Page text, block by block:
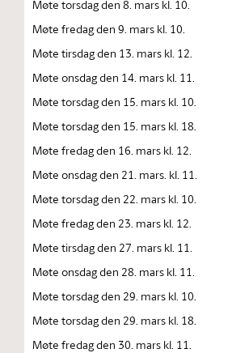
Møte torsdag den 8. mars kl. 10.
Møte fredag den 9. mars kl. 10.
Møte tirsdag den 13. mars kl. 12.
Møte onsdag den 14. mars kl. 11.
Møte torsdag den 15. mars kl. 10.
Møte torsdag den 15. mars kl. 18.
Møte fredag den 16. mars kl. 12.
Møte onsdag den 21. mars. kl. 11.
Møte torsdag den 22. mars kl. 10.
Møte fredag den 23. mars kl. 12.
Møte tirsdag den 27. mars kl. 11.
Møte onsdag den 28. mars kl. 11.
Møte torsdag den 29. mars kl. 10.
Møte torsdag den 29. mars kl. 18.
Møte fredag den 30. mars kl. 11.